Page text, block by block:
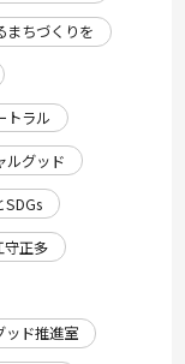
まちづくりを
トラル
ルグッド
SDGs
守正多
ッド推進室